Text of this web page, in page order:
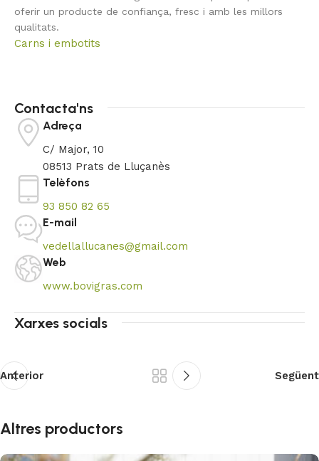
oferir un producte de confiança, fresc i amb les millors
qualitats.
Carns i embotits
Contacta'ns
Adreça
C/ Major, 10
08513 Prats de Lluçanès
Telèfons
93 850 82 65
E-mail
vedellallucanes@gmail.com
Web
www.bovigras.com
Xarxes socials
Anterior Següent
Altres productors